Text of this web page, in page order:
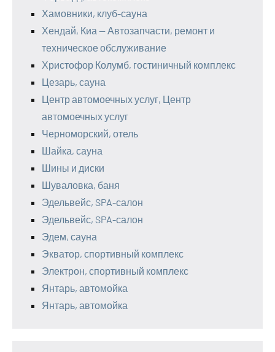
Хамовники, клуб-сауна
Хендай, Киа — Автозапчасти, ремонт и
техническое обслуживание
Христофор Колумб, гостиничный комплекс
Цезарь, сауна
Центр автомоечных услуг, Центр
автомоечных услуг
Черноморский, отель
Шайка, сауна
Шины и диски
Шуваловка, баня
Эдельвейс, SPA-салон
Эдельвейс, SPA-салон
Эдем, сауна
Экватор, спортивный комплекс
Электрон, спортивный комплекс
Янтарь, автомойка
Янтарь, автомойка